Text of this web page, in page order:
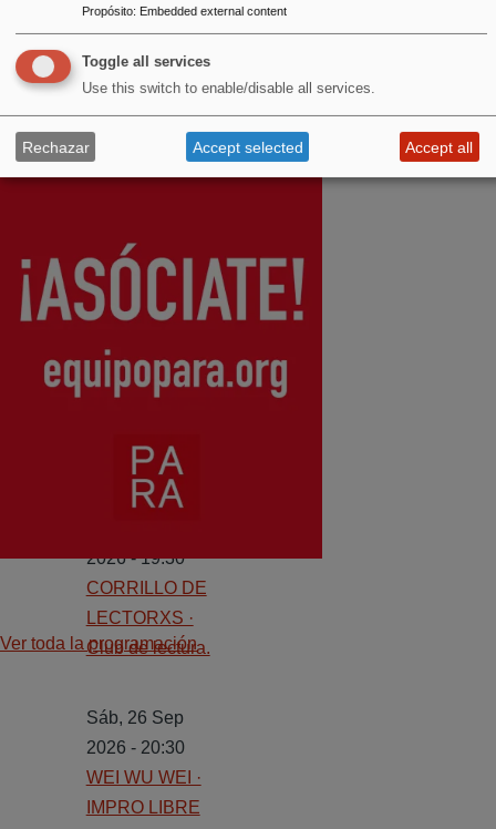
¡GRACIAS!
Más
Ver toda la programación
¿Qué pinto yo
mensual para
Vie, 18 Sep
ÑAMI ÑAMES ·
ELECTRÓNICA
2026 - 20:30
LOS TRÍOS DE
IMPRO LIBRE
2026 - 19:30
CORRILLO DE
LECTORXS ·
Club de lectura.
Sáb, 26 Sep
2026 - 20:30
WEI WU WEI ·
IMPRO LIBRE
Propósito: Embedded external content
Toggle all services
Use this switch to enable/disable all services.
Rechazar Accept selected Accept all